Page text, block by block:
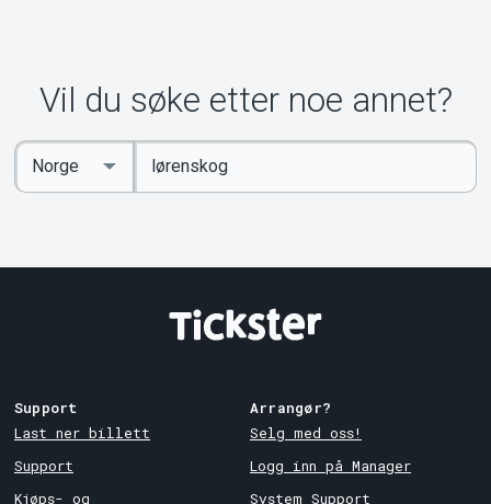
Vil du søke etter noe annet?
Angi
nøkkelord
Select
Country
Support
Last ner billett
Support
Kjøps- og
Arrangør?
Selg med oss!
Logg inn på Manager
System Support